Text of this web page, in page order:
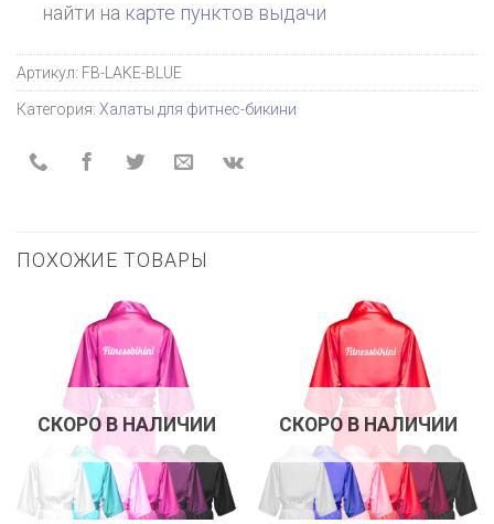
найти на карте пунктов выдачи
Артикул: FB-LAKE-BLUE
Категория: Халаты для фитнес-бикини
ПОХОЖИЕ ТОВАРЫ
СКОРО В НАЛИЧИИ СКОРО В НАЛИЧИИ